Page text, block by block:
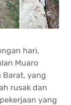
hari,
Muaro
Barat, yang
rusak dan
yang